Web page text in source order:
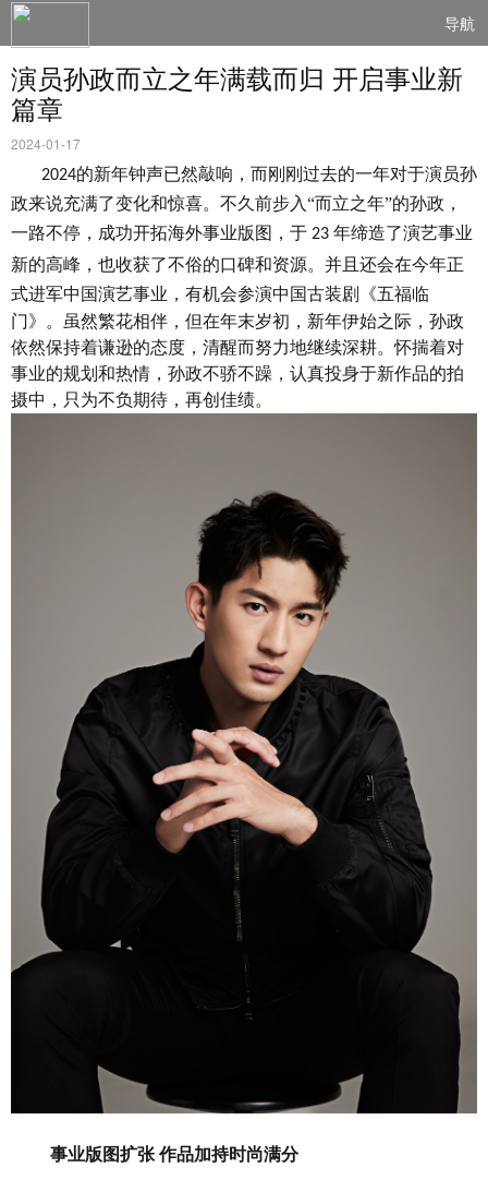
导航
演员孙政而立之年满载而归 开启事业新
篇章
2024-01-17
2024的新年钟声已然敲响，而刚刚过去的一年对于演员孙
政来说充满了变化和惊喜。不久前步入“而立之年”的孙政，
一路不停，成功开拓海外事业版图，于 23 年缔造了演艺事业
新的高峰，也收获了不俗的口碑和资源。并且还会在今年正
式进军中国演艺事业， 有机会参演中国古装剧《五福临
门》。虽然繁花相伴，但在年末岁初，新年伊始之际，孙政
依然保持着谦逊的态度，清醒而努力地继续深耕。怀揣着对
事业的规划和热情，孙政不骄不躁，认真投身于新作品的拍
摄中，只为不负期待，再创佳绩。
事业版图扩张 作品加持时尚满分